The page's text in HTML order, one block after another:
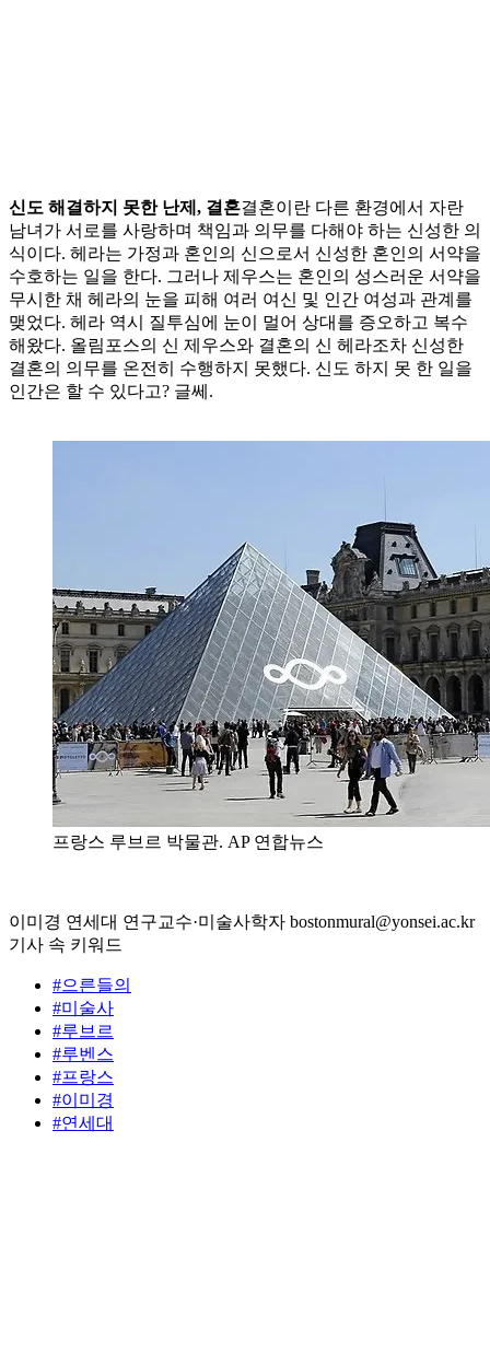
신도 해결하지 못한 난제, 결혼결혼이란 다른 환경에서 자란
남녀가 서로를 사랑하며 책임과 의무를 다해야 하는 신성한 의
식이다. 헤라는 가정과 혼인의 신으로서 신성한 혼인의 서약을
수호하는 일을 한다. 그러나 제우스는 혼인의 성스러운 서약을
무시한 채 헤라의 눈을 피해 여러 여신 및 인간 여성과 관계를
맺었다. 헤라 역시 질투심에 눈이 멀어 상대를 증오하고 복수
해왔다. 올림포스의 신 제우스와 결혼의 신 헤라조차 신성한
결혼의 의무를 온전히 수행하지 못했다. 신도 하지 못 한 일을
인간은 할 수 있다고? 글쎄.
프랑스 루브르 박물관. AP 연합뉴스
이미경 연세대 연구교수·미술사학자 bostonmural@yonsei.ac.kr
기사 속 키워드
#으른들의
#미술사
#루브르
#루벤스
#프랑스
#이미경
#연세대